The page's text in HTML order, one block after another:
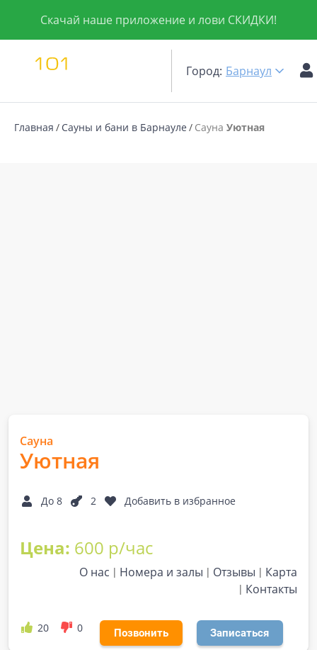
Скачай наше приложение и лови СКИДКИ!
Город: Барнаул
Главная Сауны и бани в Барнауле Сауна Уютная
Сауна
Уютная
До 8 2 Добавить в избранное
Цена: 600 р/час
О нас Номера и залы Отзывы
Карта
Контакты
20 0 Позвонить Записаться